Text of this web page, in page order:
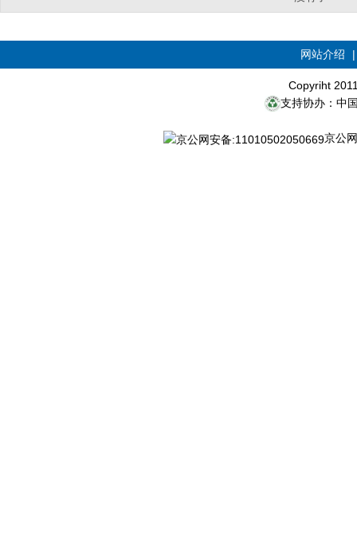
网站介绍
Copyriht
支持协办：中
京公